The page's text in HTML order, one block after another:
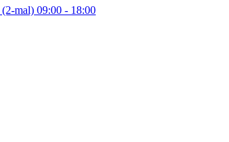
(2-mal) 09:00 - 18:00